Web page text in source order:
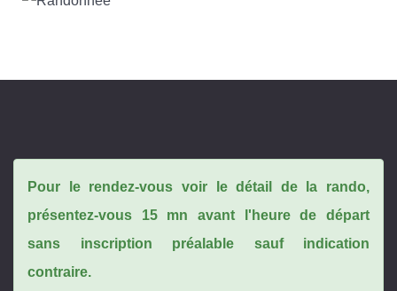
Pour le rendez-vous voir le détail de la rando,
présentez-vous 15 mn avant l'heure de départ
sans inscription préalable sauf indication
contraire.